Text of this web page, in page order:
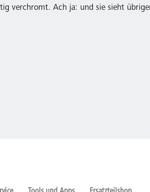
verchromt. Ach ja: und sie sieht